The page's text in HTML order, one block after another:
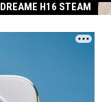
DREAME H16 STEAM